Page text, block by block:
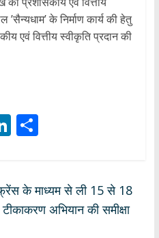
के निर्माण कार्य की हेतु
एवं वित्तीय स्वीकृति प्रदान की
Li
e
dI
S
e
के माध्यम से ली 15 से 18
अभियान की समीक्षा